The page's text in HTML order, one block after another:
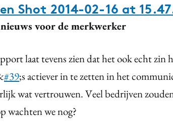
Shot 2014-02-16 at
voor de merkwerker
laat tevens zien dat het ook echt zin
#39;s actiever in te zetten in het
wat vertrouwen. Veel bedrijven
wachten we nog?